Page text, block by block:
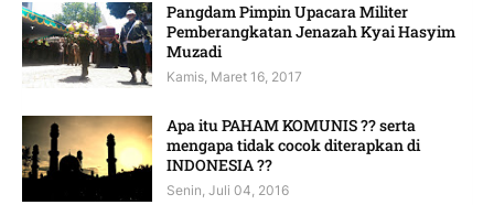
Pangdam Pimpin Upacara Militer
Pemberangkatan Jenazah Kyai Hasyim
Muzadi
Kamis, Maret 16, 2017
Apa itu PAHAM KOMUNIS ?? serta
mengapa tidak cocok diterapkan di
INDONESIA ??
Senin, Juli 04, 2016